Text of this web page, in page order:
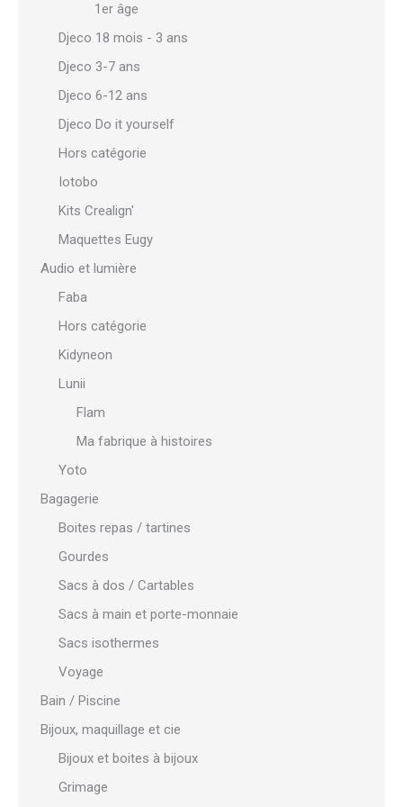
1er âge
Djeco 18 mois - 3 ans
Djeco 3-7 ans
Djeco 6-12 ans
Djeco Do it yourself
Hors catégorie
Iotobo
Kits Crealign'
Maquettes Eugy
Audio et lumière
Faba
Hors catégorie
Kidyneon
Lunii
Flam
Ma fabrique à histoires
Yoto
Bagagerie
Boites repas / tartines
Gourdes
Sacs à dos / Cartables
Sacs à main et porte-monnaie
Sacs isothermes
Voyage
Bain / Piscine
Bijoux, maquillage et cie
Bijoux et boites à bijoux
Grimage